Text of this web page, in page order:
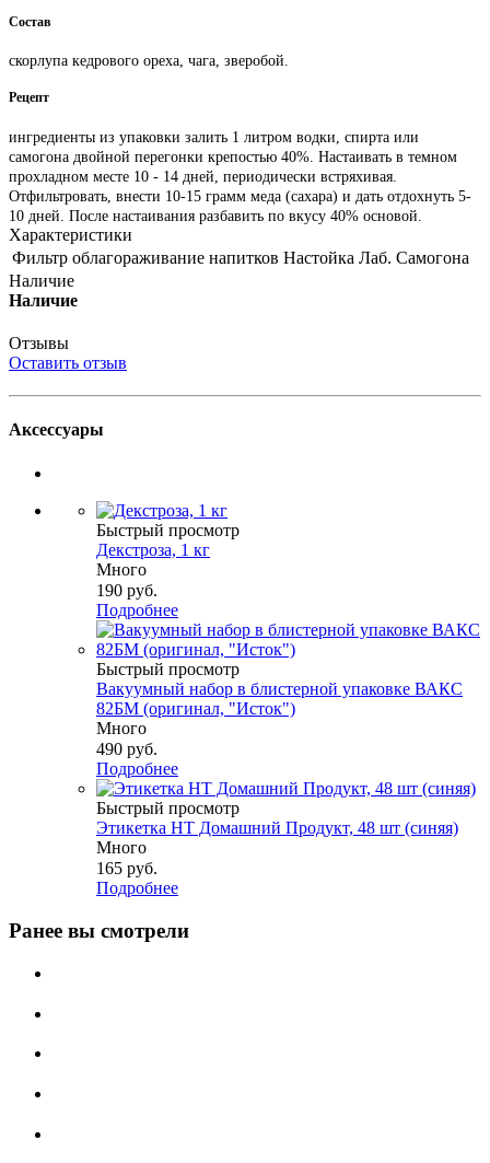
Состав
скорлупа кедрового ореха, чага, зверобой.
Рецепт
ингредиенты из упаковки залить 1 литром водки, спирта или
самогона двойной перегонки крепостью 40%. Настаивать в темном
прохладном месте 10 - 14 дней, периодически встряхивая.
Отфильтровать, внести 10-15 грамм меда (сахара) и дать отдохнуть 5-
10 дней. После настаивания разбавить по вкусу 40% основой.
Характеристики
Фильтр облагораживание напитков Настойка Лаб. Самогона
Наличие
Наличие
Отзывы
Оставить отзыв
Аксессуары
Быстрый просмотр
Декстроза, 1 кг
Много
190 руб.
Подробнее
Быстрый просмотр
Вакуумный набор в блистерной упаковке ВАКС
82БМ (оригинал, "Исток")
Много
490 руб.
Подробнее
Быстрый просмотр
Этикетка НТ Домашний Продукт, 48 шт (синяя)
Много
165 руб.
Подробнее
Ранее вы смотрели